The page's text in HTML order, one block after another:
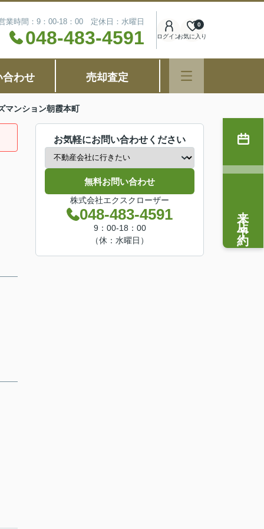
業時間：9：00-18：00 定休日：水曜日
048-483-4591 ログインお気に入り
0
合わせ 売却査定
マンション朝霞本町
お気軽にお問い合わせください
無料お問い合わせ
株式会社エクスクローザー
048-483-4591
9：00-18：00
（休：水曜日）
来店予約